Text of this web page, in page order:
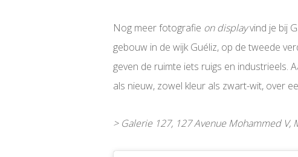
Nog meer fotografie on displayvind je bij
gebouw in de wijk Guéliz, op de tweede
geven de ruimte iets ruigs en industrieels.
als nieuw, zowel kleur als zwart-wit, over
> Galerie 127, 127 Avenue Mohammed V,